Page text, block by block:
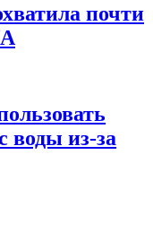
почти
воды из-за